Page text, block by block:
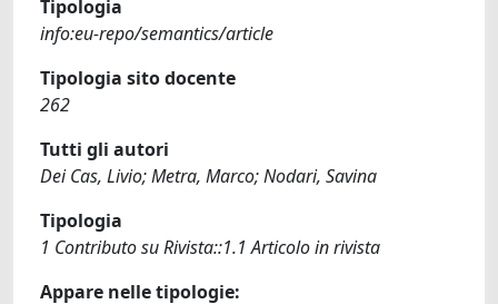
Tipologia
info:eu-repo/semantics/article
Tipologia sito docente
262
Tutti gli autori
Dei Cas, Livio; Metra, Marco; Nodari, Savina
Tipologia
1 Contributo su Rivista::1.1 Articolo in rivista
Appare nelle tipologie: